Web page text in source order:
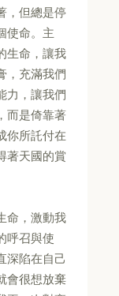
，但總是停
使命。主
生命，讓我
，充滿我們
力，讓我們
而是倚靠著
你所託付在
著天國的賞
命，激動我
呼召與使
深陷在自己
會很想放棄